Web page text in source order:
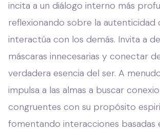
incita a un diálogo interno más
reflexionando sobre la autenticidad
interactúa con los demás. Invita a
máscaras innecesarias y conectar
verdadera esencia del ser. A
impulsa a las almas a buscar
congruentes con su propósito
fomentando interacciones basadas